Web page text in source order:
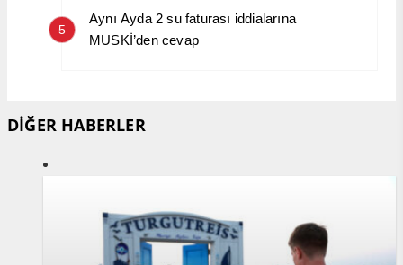
5
Aynı Ayda 2 su faturası iddialarına
MUSKİ’den cevap
DİĞER HABERLER